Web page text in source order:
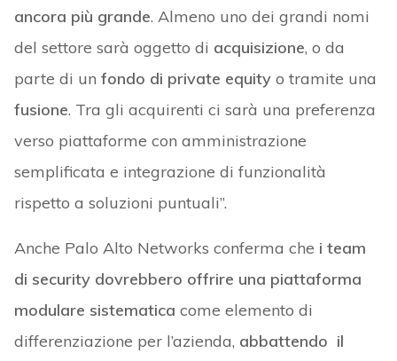
ancora più grande. Almeno uno dei grandi nomi
del settore sarà oggetto di acquisizione, o da
parte di un fondo di private equityo tramite una
fusione. Tra gli acquirenti ci sarà una preferenza
verso piattaforme con amministrazione
semplificata e integrazione di funzionalità
rispetto a soluzioni puntuali”.
Anche Palo Alto Networks conferma che i team
di security dovrebbero offrire una piattaforma
modulare sistematica come elemento di
differenziazione per l’azienda, abbattendo il